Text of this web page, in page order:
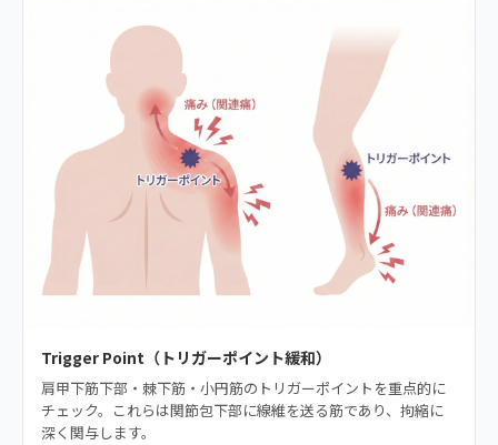
Trigger Point（トリガーポイント緩和）
肩甲下筋下部・棘下筋・小円筋のトリガーポイントを重点的に
チェック。これらは関節包下部に線維を送る筋であり、拘縮に
深く関与します。